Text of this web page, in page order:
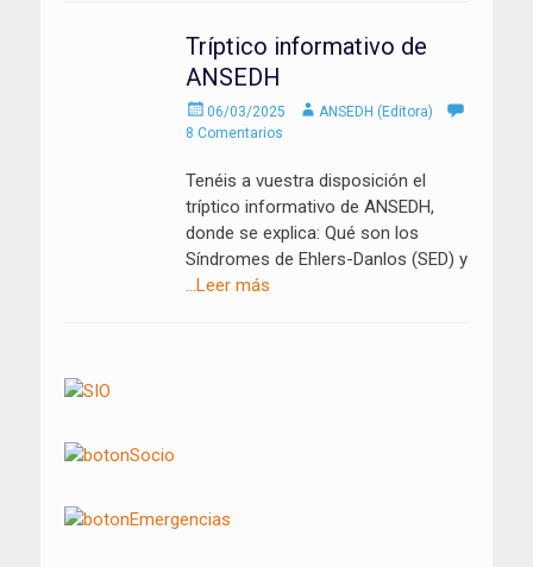
Tríptico informativo de
ANSEDH
Enviado
el
06/03/2025 AutorANSEDH (Editora)
8 Comentarios
Tenéis a vuestra disposición el
tríptico informativo de ANSEDH,
donde se explica: Qué son los
Síndromes de Ehlers-Danlos (SED) y
…Leer más